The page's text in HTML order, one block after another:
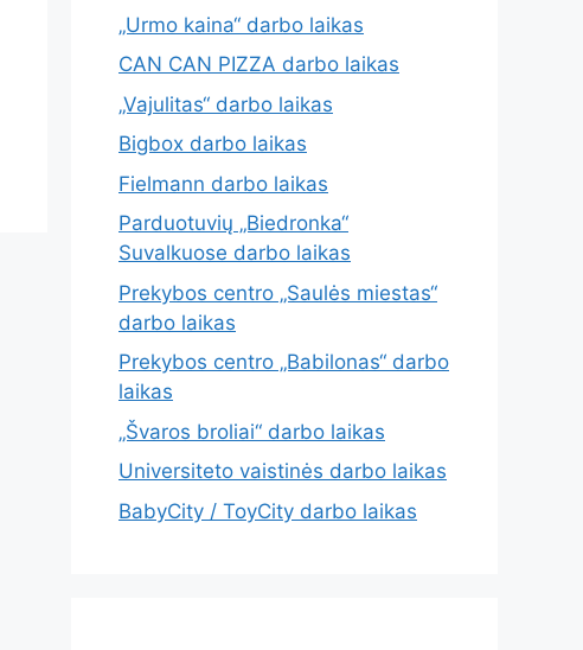
„Urmo kaina“ darbo laikas
CAN CAN PIZZA darbo laikas
„Vajulitas“ darbo laikas
Bigbox darbo laikas
Fielmann darbo laikas
Parduotuvių „Biedronka“
Suvalkuose darbo laikas
Prekybos centro „Saulės miestas“
darbo laikas
Prekybos centro „Babilonas“ darbo
laikas
„Švaros broliai“ darbo laikas
Universiteto vaistinės darbo laikas
BabyCity / ToyCity darbo laikas